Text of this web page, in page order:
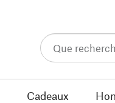
Cadeaux